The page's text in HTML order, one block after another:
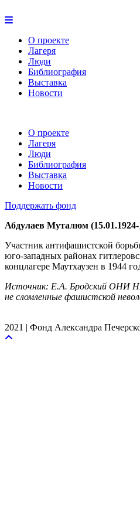
О проекте
Лагеря
Люди
Библиография
Выставка
Новости
О проекте
Лагеря
Люди
Библиография
Выставка
Новости
Поддержать фонд
Абдулаев Муталюм (15.01.1924-
Участник антифашистской
юго-западных районах
концлагере Маутхаузен в 1944
Источник: Е.А. Бродский
не сломленные фашистской
2021 | Фонд Александра